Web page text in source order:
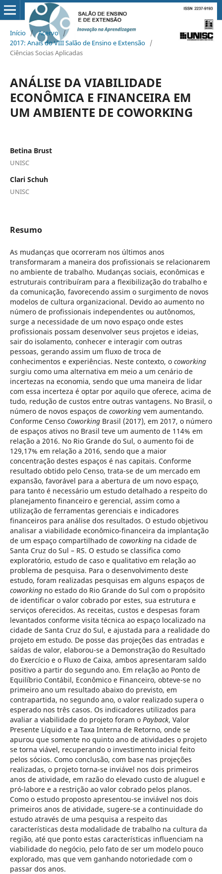
Início / Acervo /
2017: Anais do VIII Salão de Ensino e Extensão /
Ciências Socias Aplicadas
ANÁLISE DA VIABILIDADE
ECONÔMICA E FINANCEIRA EM
UM AMBIENTE DE COWORKING
Betina Brust
UNISC
Clari Schuh
UNISC
Resumo
As mudanças que ocorreram nos últimos anos
transformaram a maneira dos profissionais se relacionarem
no ambiente de trabalho. Mudanças sociais, econômicas e
estruturais contribuíram para a flexibilização do trabalho e
da comunicação, favorecendo assim o surgimento de novos
modelos de cultura organizacional. Devido ao aumento no
número de profissionais independentes ou autônomos,
surge a necessidade de um novo espaço onde estes
profissionais possam desenvolver seus projetos e ideias,
sair do isolamento, conhecer e interagir com outras
pessoas, gerando assim um fluxo de troca de
conhecimentos e experiências. Neste contexto, o coworking
surgiu como uma alternativa em meio a um cenário de
incertezas na economia, sendo que uma maneira de lidar
com essa incerteza é optar por aquilo que oferece, acima de
tudo, redução de custos entre outras vantagens. No Brasil, o
número de novos espaços de coworkingvem aumentando.
Conforme Censo CoworkingBrasil (2017), em 2017, o número
de espaços ativos no Brasil teve um aumento de 114% em
relação a 2016. No Rio Grande do Sul, o aumento foi de
129,17% em relação a 2016, sendo que a maior
concentração destes espaços é nas capitais. Conforme
resultado obtido pelo Censo, trata-se de um mercado em
expansão, favorável para a abertura de um novo espaço,
para tanto é necessário um estudo detalhado a respeito do
planejamento financeiro e gerencial, assim como a
utilização de ferramentas gerenciais e indicadores
financeiros para análise dos resultados. O estudo objetivou
analisar a viabilidade econômico-financeira da implantação
de um espaço compartilhado de coworking na cidade de
Santa Cruz do Sul – RS. O estudo se classifica como
exploratório, estudo de caso e qualitativo em relação ao
problema de pesquisa. Para o desenvolvimento deste
estudo, foram realizadas pesquisas em alguns espaços de
coworkingno estado do Rio Grande do Sul com o propósito
de identificar o valor cobrado por estes, sua estrutura e
serviços oferecidos. As receitas, custos e despesas foram
levantados conforme visita técnica ao espaço localizado na
cidade de Santa Cruz do Sul, e ajustada para a realidade do
projeto em estudo. De posse das projeções das entradas e
saídas de valor, elaborou-se a Demonstração do Resultado
do Exercício e o Fluxo de Caixa, ambos apresentaram saldo
positivo a partir do segundo ano. Em relação ao Ponto de
Equilíbrio Contábil, Econômico e Financeiro, obteve-se no
primeiro ano um resultado abaixo do previsto, em
contrapartida, no segundo ano, o valor realizado supera o
esperado nos três casos. Os indicadores utilizados para
avaliar a viabilidade do projeto foram o Payback, Valor
Presente Líquido e a Taxa Interna de Retorno, onde se
apurou que somente no quinto ano de atividades o projeto
se torna viável, recuperando o investimento inicial feito
pelos sócios. Como conclusão, com base nas projeções
realizadas, o projeto torna-se inviável nos dois primeiros
anos de atividade, em razão do elevado custo de aluguel e
pró-labore e a restrição ao valor cobrado pelos planos.
Como o estudo proposto apresentou-se inviável nos dois
primeiros anos de atividade, sugere-se a continuidade do
estudo através de uma pesquisa a respeito das
características desta modalidade de trabalho na cultura da
região, até que ponto estas características influenciam na
viabilidade do negócio, pelo fato de ser um modelo pouco
explorado, mas que vem ganhando notoriedade com o
passar dos anos.